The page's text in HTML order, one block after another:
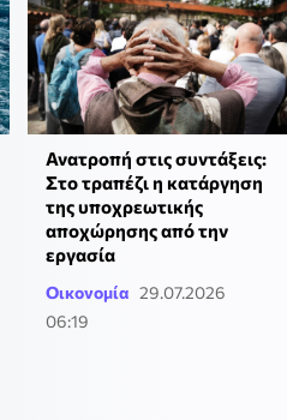
Ανατροπή στις συντάξεις:
Στο τραπέζι η κατάργηση
της υποχρεωτικής
αποχώρησης από την
εργασία
Οικονομία 29.07.2026
06:19